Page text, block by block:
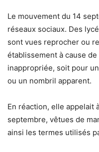
Le mouvement du 14
réseaux sociaux. Des
sont vues reprocher ou
établissement à cause
inappropriée, soit pour
ou un nombril apparent.
En réaction, elle appelait
septembre, vêtues de
ainsi les termes utilisés